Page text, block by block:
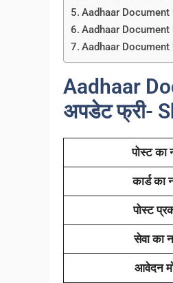
Aadhaar Document
Aadhaar Document
Aadhaar
Aadhaar
अपडेट फ्री-
पोस्ट का
कार्ड का
पोस्ट
सेवा का
आवेदन